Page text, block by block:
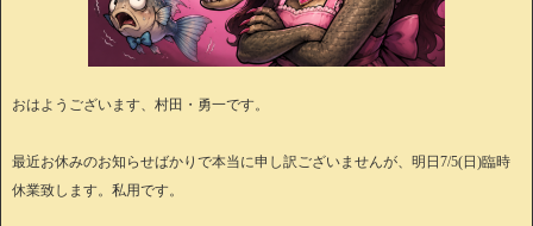
おはようございます、村田・勇一です。
最近お休みのお知らせばかりで本当に申し訳ございませんが、明日7/5(日)臨時
休業致します。私用です。